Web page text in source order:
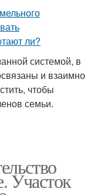
системой, в
и взаимно
чтобы
семьи.
Участок